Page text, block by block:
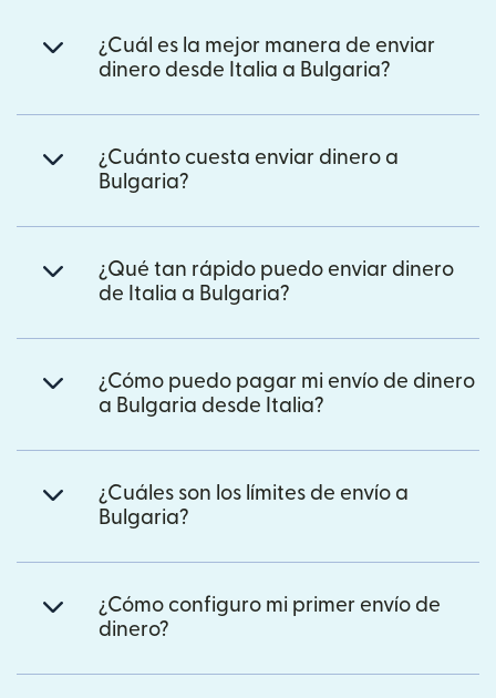
¿Cuál es la mejor manera de enviar
dinero desde Italia a Bulgaria?
¿Cuánto cuesta enviar dinero a
Bulgaria?
¿Qué tan rápido puedo enviar dinero
de Italia a Bulgaria?
¿Cómo puedo pagar mi envío de dinero
a Bulgaria desde Italia?
¿Cuáles son los límites de envío a
Bulgaria?
¿Cómo configuro mi primer envío de
dinero?